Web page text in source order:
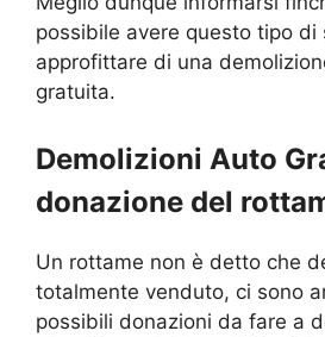
possibile avere questo tipo di
approfittare di una
gratuita.
Demolizioni Auto
donazione del
Un rottame non è detto che
totalmente venduto, ci sono
possibili donazioni da fare a